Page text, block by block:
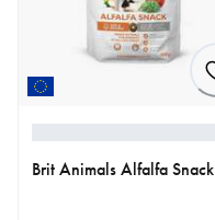
Brit Animals Alfalfa Snack